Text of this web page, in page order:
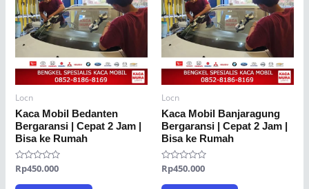
Locn
Kaca Mobil Bedanten
Bergaransi | Cepat 2 Jam |
Bisa ke Rumah
Rated
out
Rp450.000
Locn
Kaca Mobil Banjaragung
Bergaransi | Cepat 2 Jam |
Bisa ke Rumah
Rated
out
Rp450.000